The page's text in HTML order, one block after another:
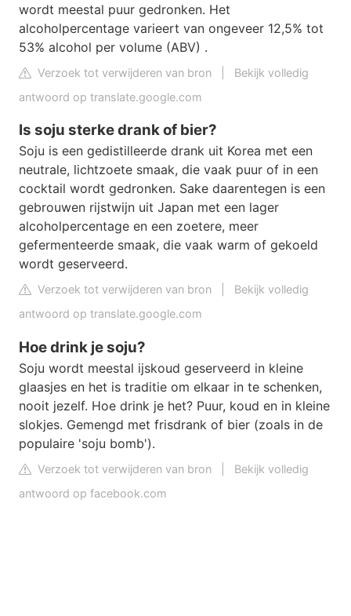
wordt meestal puur gedronken. Het
alcoholpercentage varieert van ongeveer 12,5% tot
53% alcohol per volume (ABV) .
Verzoek tot verwijderen van bron
Bekijk volledig
antwoord op translate.google.com
Is soju sterke drank of bier?
Soju is een gedistilleerde drank uit Korea met een
neutrale, lichtzoete smaak, die vaak puur of in een
cocktail wordt gedronken. Sake daarentegen is een
gebrouwen rijstwijn uit Japan met een lager
alcoholpercentage en een zoetere, meer
gefermenteerde smaak, die vaak warm of gekoeld
wordt geserveerd.
Verzoek tot verwijderen van bron
Bekijk volledig
antwoord op translate.google.com
Hoe drink je soju?
Soju wordt meestal ijskoud geserveerd in kleine
glaasjes en het is traditie om elkaar in te schenken,
nooit jezelf. Hoe drink je het? Puur, koud en in kleine
slokjes. Gemengd met frisdrank of bier (zoals in de
populaire 'soju bomb').
Verzoek tot verwijderen van bron
Bekijk volledig
antwoord op facebook.com